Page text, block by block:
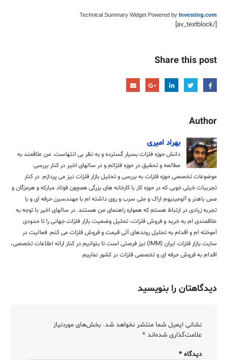
Technical Summary Widget Powered by Investing.com
[/av_textblock]
Share this post
Author
بهراد امیری
دانش حوزه فلزات بسیار گسترده و به نظر بی انتهاست. من علاقمند به
مطالعه و تحقیق در حوزه فلزاتم و در سالهای اخیر در کنار بررسی
موضوعات تخصصی حوزه فلزات به بررسی و تحلیل بازار فلزات نیز می پردازم. در کنار
تجربیات خیلی خوبی که در حوزه کار با کارخانه های بزرگی همچون فولاد مبارکه و هرمزگان و
مس باهنر و آلومینیوم اراک و ملی سرب و روی داشته ام با مهندسین حرفه ای و با
تجربه زیادی در ارتباط هستم که همواره راهنمای من هستند. در سالهای اخیر با توجه به
علاقمندی ام به خرید و فروش فلزات، تحلیل وضعیت بازار فلزات جهانی را تا حدودی
آموخته ام و اقدام به تحلیل روندهای آتی قیمت و فروش فلزات می کنم. فعالیت در
سایت بازار فلزات ایران (IMM) نیز فرصتی است تا بتوانیم در کنار ارائه اطلاعات تخصصی،
اقدام به فروش حرفه ای و تخصصی فلزات در کشور نماییم.
دیدگاهتان را بنویسید
نشانی ایمیل شما منتشر نخواهد شد. بخش‌های موردنیاز
علامت‌گذاری شده‌اند *
دیدگاه *